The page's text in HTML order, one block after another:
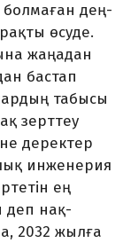
болмаған дең­
өсуде.
жаңадан
бастап
табысы
зерттеу
деректер
инженерия
ең
деп нақ­
2032 жылға